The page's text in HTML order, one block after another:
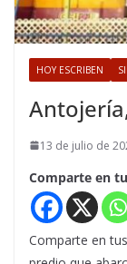
HOY ESCRIBEN
13 de julio de
Comparte en
Comparte en